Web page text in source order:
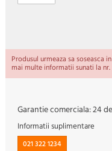
Produsul urmeaza sa soseasca
mai multe informatii sunati la nr.
Garantie comerciala:24
Informatii suplimentare
021 322 1234